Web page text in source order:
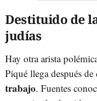
Destituido de
judías
Hay otra arista
Piqué llega después de
trabajo. Fuentes